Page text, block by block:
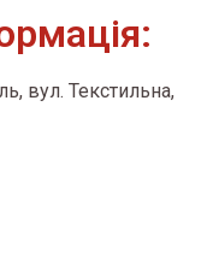
вул. Текстильна,